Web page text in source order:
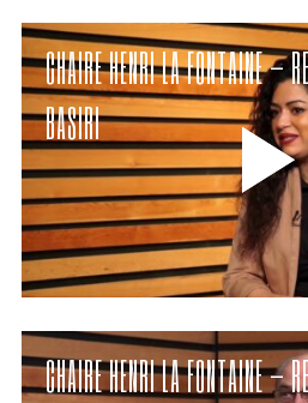
CHAIRE HENRI LA FONTAINE –
BASIRI
CHAIRE HENRI LA FONTAINE –